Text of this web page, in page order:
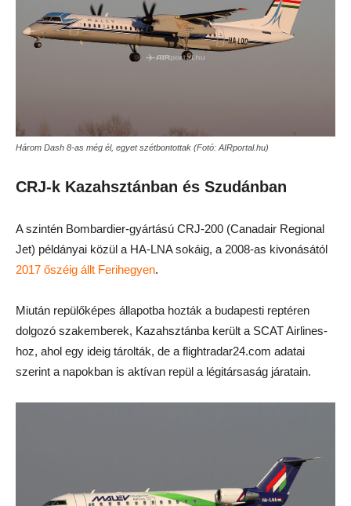
Három Dash 8-as még él, egyet szétbontottak (Fotó: AIRportal.hu)
CRJ-k Kazahsztánban és Szudánban
A szintén Bombardier-gyártású CRJ-200 (Canadair Regional
Jet) példányai közül a HA-LNA sokáig, a 2008-as kivonásától
2017 őszéig állt Ferihegyen.
Miután repülőképes állapotba hozták a budapesti reptéren
dolgozó szakemberek, Kazahsztánba került a SCAT Airlines-
hoz, ahol egy ideig tárolták, de a flightradar24.com adatai
szerint a napokban is aktívan repül a légitársaság járatain.